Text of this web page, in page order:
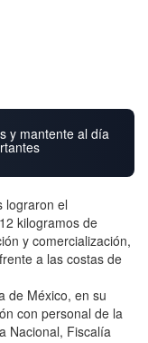
y mantente al día
lograron el
kilogramos de
y comercialización,
a las costas de
de México, en su
con personal de la
Nacional, Fiscalía